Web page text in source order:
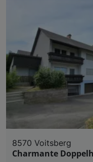
8570 Voitsberg
Charmante